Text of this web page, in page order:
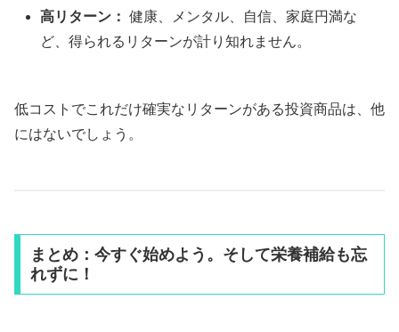
高リターン： 健康、メンタル、自信、家庭円満な
ど、得られるリターンが計り知れません。
低コストでこれだけ確実なリターンがある投資商品は、他
にはないでしょう。
まとめ：今すぐ始めよう。そして栄養補給も忘
れずに！